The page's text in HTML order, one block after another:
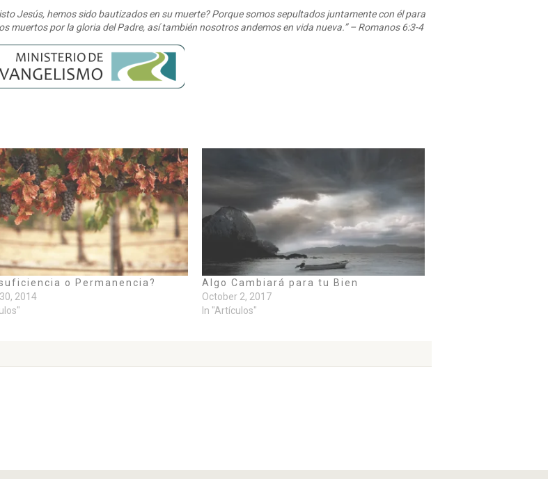
Jesús, hemos sido bautizados en su muerte? Porque somos sepultados juntamente con él para
muertos por la gloria del Padre, así también nosotros andemos en vida nueva.” – Romanos 6:3-4
o Permanencia?
2014
Algo Cambiará para tu Bien
October 2, 2017
In "Artículos"